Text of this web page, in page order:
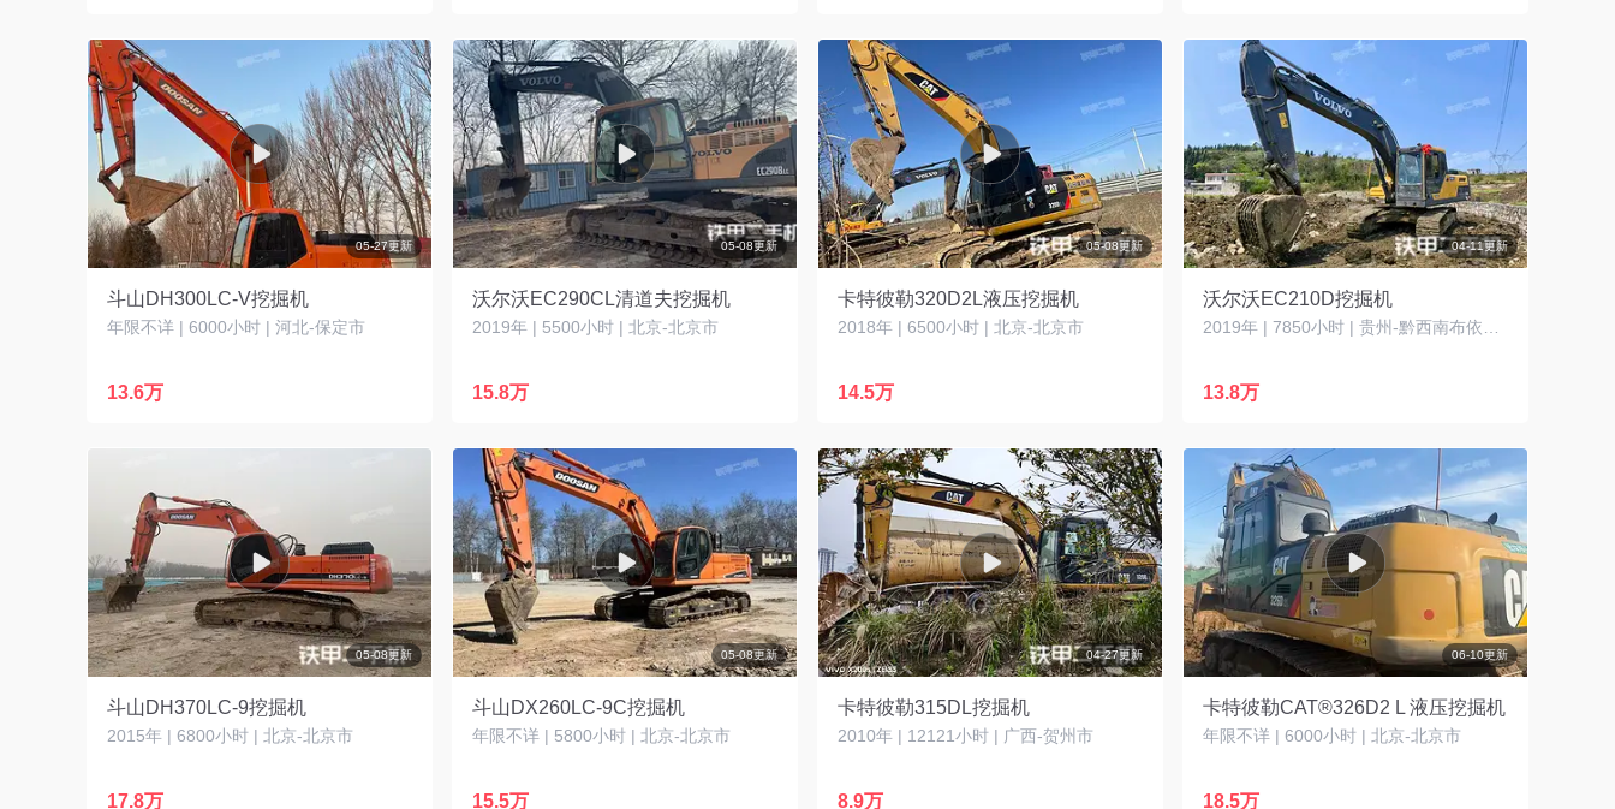
05-27更新
斗山DH300LC-V挖掘机
年限不详 | 6000小时 | 河北-保定市
13.6万
05-08更新
沃尔沃EC290CL清道夫挖掘机
2019年 | 5500小时 | 北京-北京市
15.8万
05-08更新
卡特彼勒320D2L液压挖掘机
2018年 | 6500小时 | 北京-北京市
14.5万
04-11更新
沃尔沃EC210D挖掘机
13.8万
05-08更新
斗山DH370LC-9挖掘机
2015年 | 6800小时 | 北京-北京市
17.8万
05-08更新
斗山DX260LC-9C挖掘机
年限不详 | 5800小时 | 北京-北京市
15.5万
04-27更新
卡特彼勒315DL挖掘机
2010年 | 12121小时 | 广西-贺州市
8.9万
06-10更新
卡特彼勒CAT®326D2 L 液压挖掘机
年限不详 | 6000小时 | 北京-北京市
18.5万